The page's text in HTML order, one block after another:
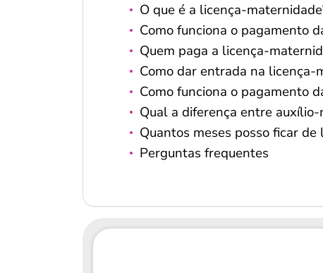
O que é a licença-
Como funciona o pagamento
Quem paga a licença-
Como dar entrada na licença-
Como funciona o pagamento
Qual a diferença entre
Quantos meses posso ficar
Perguntas frequentes